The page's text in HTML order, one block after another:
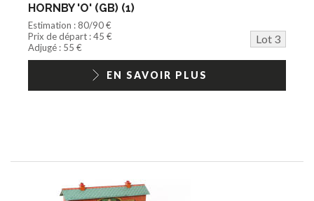
HORNBY 'O' (GB) (1)
Estimation : 80/90 €
Prix de départ : 45 €
Lot 3
Adjugé : 55 €
EN SAVOIR PLUS